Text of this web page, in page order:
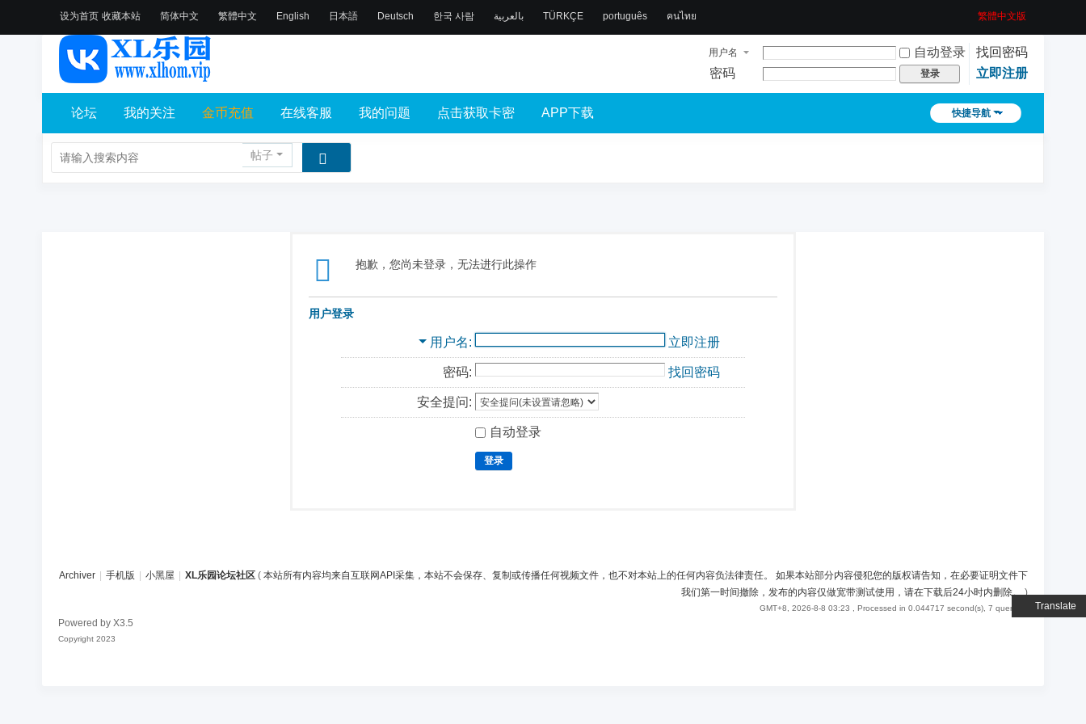
设为首页 收藏本站
Translate
简体中文 繁體中文 English 日本語 Deutsch 한국 사람 بالعربية TÜRKÇE português คนไทย 繁體中文版
用户名 自动登录
找回密码
密码
登录 立即注册
快捷导航
论坛 我的关注 金币充值 在线客服 我的问题 点击获取卡密 APP下载
帖子
抱歉，您尚未登录，无法进行此操作
用户登录
用户名 立即注册
密码: 找回密码
安全提问:
自动登录
登录
Archiver 手机版 小黑屋 XL乐园论坛社区 ( 本站所有内容均来自互联网API采集，本站不会保存、复制或传播任何视频文件，也不对本站上的任何内容负法律责任。 如果本站部分内容侵犯您的版权请告知，在必要证明文件下
我们第一时间撤除，发布的内容仅做宽带测试使用，请在下载后24小时内删除。)
GMT+8, 2026-8-8 03:23 , Processed in 0.044717 second(s), 7 queries .
Powered by X3.5
Copyright 2023